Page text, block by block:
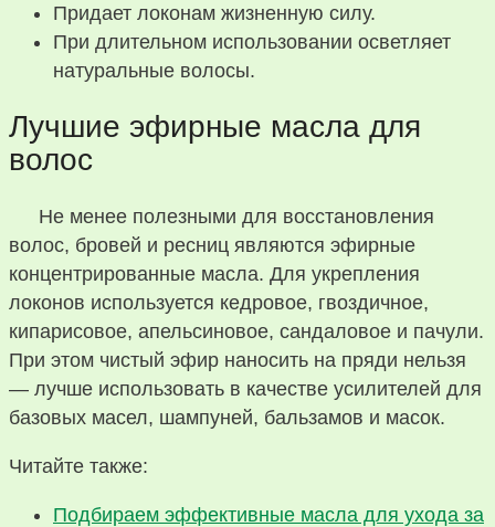
Придает локонам жизненную силу.
При длительном использовании осветляет
натуральные волосы.
Лучшие эфирные масла для
волос
Не менее полезными для восстановления
волос, бровей и ресниц являются эфирные
концентрированные масла. Для укрепления
локонов используется кедровое, гвоздичное,
кипарисовое, апельсиновое, сандаловое и пачули.
При этом чистый эфир наносить на пряди нельзя
— лучше использовать в качестве усилителей для
базовых масел, шампуней, бальзамов и масок.
Читайте также:
Подбираем эффективные масла для ухода за